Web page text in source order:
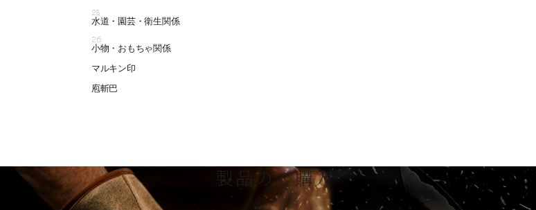
25
水道・園芸・衛生関係
26
小物・おもちゃ関係
マルキン印
庖斬巴
製品のご購入